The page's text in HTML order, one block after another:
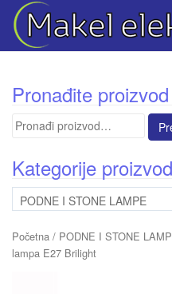
Pronađite proizvod
Pretraga
Kategorije
Početna / PODNE I STONE
lampa E27 Brilight